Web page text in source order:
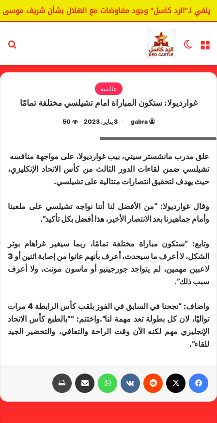
ينفي لـ"الرد كاسل" وجود مفاوضات مع الهلال بشأن شريف موسى.
القائمة الوضع المظلم
عالمية
غوارديولا: ستكون المباراة امام تشيلسي مختلفة تمامًا
gabra 8 يناير، 2023 50
علق مدرب ​مانشستر سيتي​، بيب ​غوارديولا​، على مواجهة منافسه ​
تشيلسي​ ضمن لقاءات الدور الثالث من كأس الاتحاد الإنكليزي،
حيث يهدف لتحقيق انتصارات متتالية على تشيلسي.
وقال غوارديولا: “من الأفضل لنا أننا نواجه تشيلسي على ملعبنا
وأمام جماهيرنا بعد الانتصار الأخير، هذا أفضل بكل تأكيد”.
وتابع: “ستكون مباراة مختلفة تمامًا، ربما سيغير غراهام بوتر
الشكل، لا أعرف ما سيحدث، أعرف بأنهم عانوا من إصابة اثنين أو 3
لاعبين مهمين، لم يتواجد جورجينيو أو ماسون مونت، ولا أعرف
سبب ذلك”.
واضاف: “نجحنا في السابق في الفوز بلقب كأس الرابطة 4 مرات
تواليًا، لان كل بطولة تعد مهمة لنا”.واختتم: “”بالطبع كأس الاتحاد
الإنجليزي مهم لكنه الآن وقت الراحة والتعافي، والتحضير الجيد
للقاء”.
واتساب